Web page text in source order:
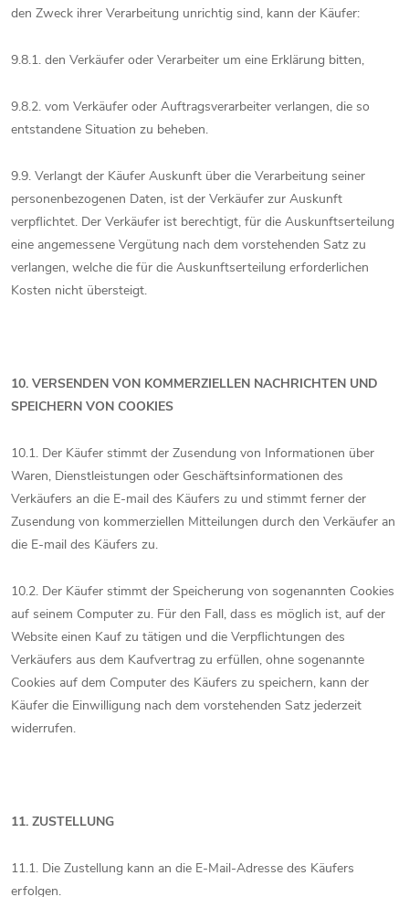
den Zweck ihrer Verarbeitung unrichtig sind, kann der Käufer:
9.8.1. den Verkäufer oder Verarbeiter um eine Erklärung bitten,
9.8.2. vom Verkäufer oder Auftragsverarbeiter verlangen, die so
entstandene Situation zu beheben.
9.9. Verlangt der Käufer Auskunft über die Verarbeitung seiner
personenbezogenen Daten, ist der Verkäufer zur Auskunft
verpflichtet. Der Verkäufer ist berechtigt, für die Auskunftserteilung
eine angemessene Vergütung nach dem vorstehenden Satz zu
verlangen, welche die für die Auskunftserteilung erforderlichen
Kosten nicht übersteigt.
10. VERSENDEN VON KOMMERZIELLEN NACHRICHTEN UND
SPEICHERN VON COOKIES
10.1. Der Käufer stimmt der Zusendung von Informationen über
Waren, Dienstleistungen oder Geschäftsinformationen des
Verkäufers an die E-mail des Käufers zu und stimmt ferner der
Zusendung von kommerziellen Mitteilungen durch den Verkäufer an
die E-mail des Käufers zu.
10.2. Der Käufer stimmt der Speicherung von sogenannten Cookies
auf seinem Computer zu. Für den Fall, dass es möglich ist, auf der
Website einen Kauf zu tätigen und die Verpflichtungen des
Verkäufers aus dem Kaufvertrag zu erfüllen, ohne sogenannte
Cookies auf dem Computer des Käufers zu speichern, kann der
Käufer die Einwilligung nach dem vorstehenden Satz jederzeit
widerrufen.
11. ZUSTELLUNG
11.1. Die Zustellung kann an die E-Mail-Adresse des Käufers
erfolgen.